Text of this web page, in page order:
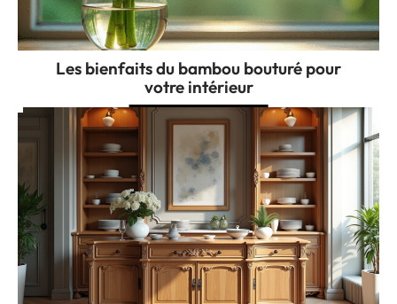
Les bienfaits du bambou bouturé pour
votre intérieur